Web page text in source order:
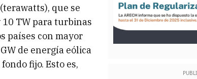
que se
TW para turbinas
países con mayor
de energía eólica
fijo. Esto es,